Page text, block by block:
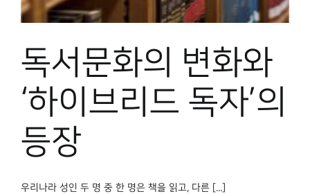
독서문화의 변화와
‘하이브리드 독자’의
등장
우리나라 성인 두 명 중 한 명은 책을 읽고, 다른 [...]